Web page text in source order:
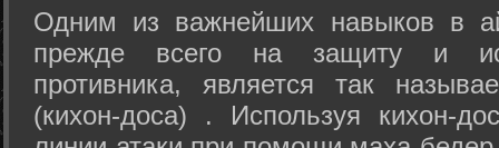
Одним из важнейших навыков в
прежде всего на защиту и
противника, является так
(кихон-доса) . Используя кихон-